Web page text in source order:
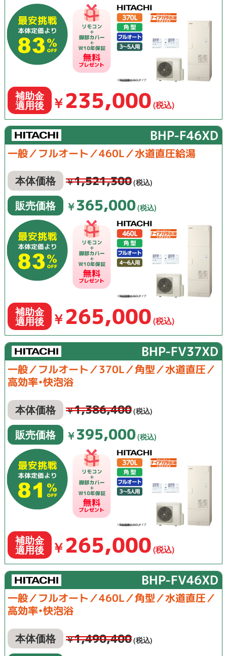
補助金
適用後 ￥235,000(税込)
BHP-F46XD
一般／フルオート／460L／水道直圧給湯
本体価格 ￥1,521,300(税込)
販売価格 ￥365,000(税込)
補助金
適用後 ￥265,000(税込)
BHP-FV37XD
一般／フルオート／370L／角型／水道直圧／
高効率•快泡浴
本体価格 ￥1,386,400(税込)
販売価格 ￥395,000(税込)
補助金
適用後 ￥265,000(税込)
BHP-FV46XD
一般／フルオート／460L／角型／水道直圧／
高効率•快泡浴
本体価格 ￥1,490,400(税込)